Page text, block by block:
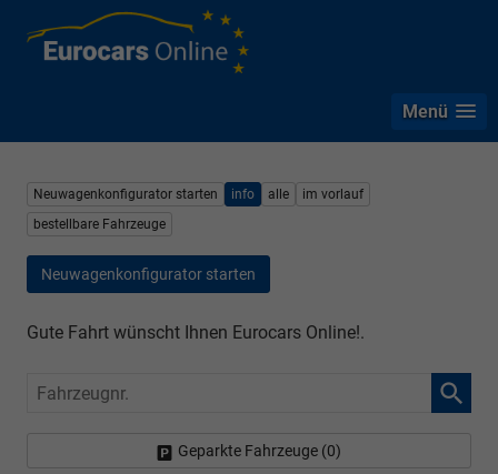
Menü
Neuwagenkonfigurator starten info alle
im vorlauf
bestellbare Fahrzeuge
Neuwagenkonfigurator starten
Gute Fahrt wünscht Ihnen Eurocars Online!.
Fahrzeugnr.
Geparkte Fahrzeuge (0)